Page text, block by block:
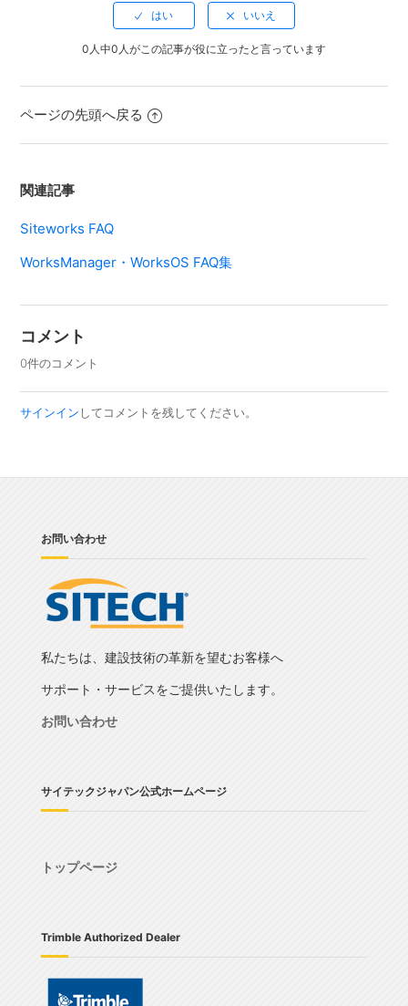
0人中0人がこの記事が役に立ったと言っています
ページの先頭へ戻る
関連記事
Siteworks FAQ
WorksManager・WorksOS FAQ集
コメント
0件のコメント
サインインしてコメントを残してください。
お問い合わせ
私たちは、建設技術の革新を望むお客様へ
サポート・サービスをご提供いたします。
お問い合わせ
サイテックジャパン公式ホームページ
トップページ
Trimble Authorized Dealer